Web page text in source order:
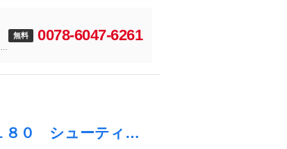
無料 0078-6047-6261
ＣＬＡクラス シューティングブレーク ＣＬＡ１８０ シューティングブレーク スポーツ 後期型 レーダーセーフティパッケージ ６ヶ月走行距離無制限保証付 アダプティブクルーズコントロール 純正ＨＤＤナビ 禁煙車 ハーフレザーシート パワーバックドア ＬＥＤヘッドライト シートヒーター